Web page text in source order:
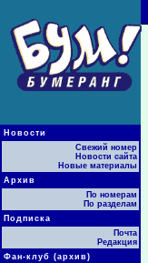
Новости
Свежий номер
Новости сайта
Новые материалы
Архив
По номерам
По разделам
Подписка
Почта
Редакция
Фан-клуб (архив)